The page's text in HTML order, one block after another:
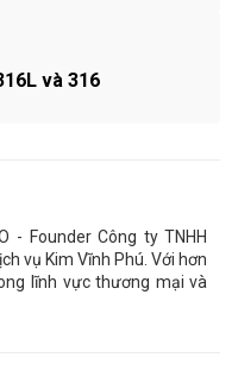
và 316
- Founder Công ty TNHH
vụ Kim Vĩnh Phú. Với hơn
lĩnh vực thương mại và